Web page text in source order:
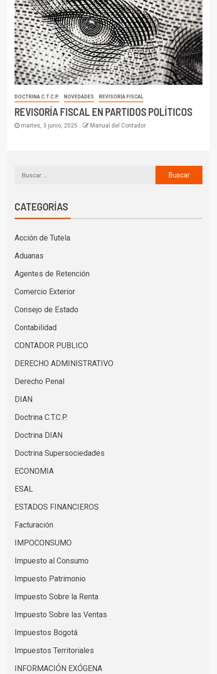
DOCTRINA C.T.C.P. NOVEDADES REVISORÍA FISCAL
REVISORÍA FISCAL EN PARTIDOS POLÍTICOS
martes, 3 junio, 2025 Manual del Contador
CATEGORÍAS
Acción de Tutela
Aduanas
Agentes de Retención
Comercio Exterior
Consejo de Estado
Contabilidad
CONTADOR PUBLICO
DERECHO ADMINISTRATIVO
Derecho Penal
DIAN
Doctrina C.T.C.P.
Doctrina DIAN
Doctrina Supersociedades
ECONOMIA
ESAL
ESTADOS FINANCIEROS
Facturación
IMPOCONSUMO
Impuesto al Consumo
Impuesto Patrimonio
Impuesto Sobre la Renta
Impuesto Sobre las Ventas
Impuestos Bogotá
Impuestos Territoriales
INFORMACIÓN EXÓGENA